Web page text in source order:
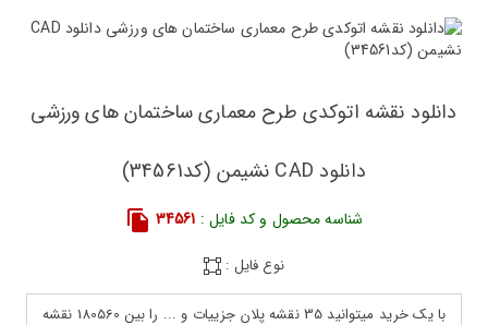
دانلود نقشه اتوکدی طرح معماری ساختمان های ورزشی
دانلود CAD نشیمن (کد34561)
شناسه محصول و کد فایل : 34561
نوع فایل :
با یک خرید میتوانید 35 نقشه پلان جزییات و ... را بین 180560 نقشه